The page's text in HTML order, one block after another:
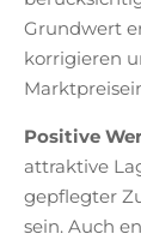
Grundwert
korrigieren
Positive
attraktive
gepflegter
sein. Auch